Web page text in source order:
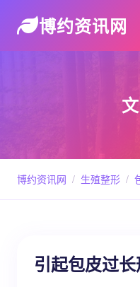
博约资讯网
博约资讯网 / 生殖整形 /
引起包皮过